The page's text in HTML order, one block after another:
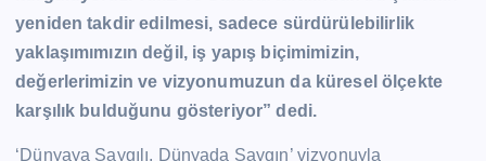
yeniden takdir edilmesi, sadece sürdürülebilirlik
yaklaşımımızın değil, iş yapış biçimimizin,
değerlerimizin ve vizyonumuzun da küresel ölçekte
karşılık bulduğunu gösteriyor” dedi.
‘Dünyaya Saygılı, Dünyada Saygın’ vizyonuyla